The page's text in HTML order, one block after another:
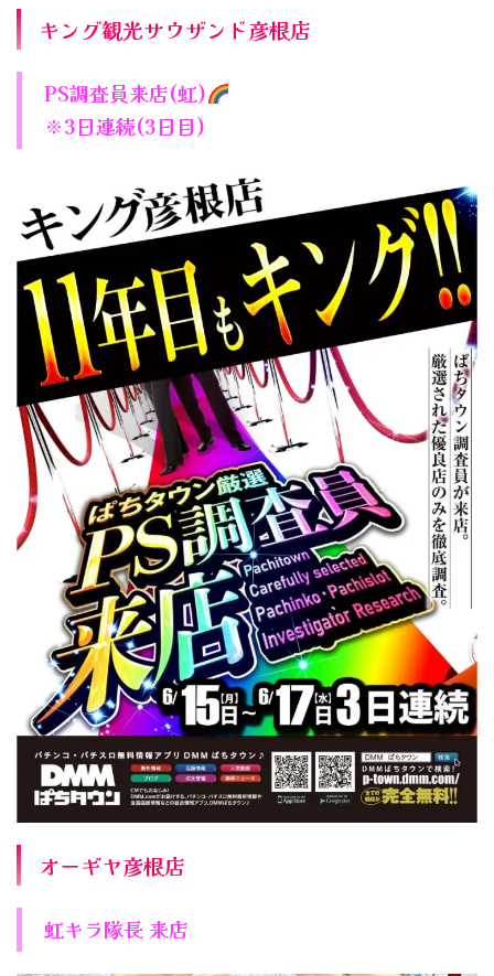
キング観光サウザンド彦根店
PS調査員来店(虹)
※3日連続(3日目)
オーギヤ彦根店
虹キラ隊長 来店